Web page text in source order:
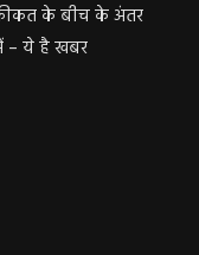
के बीच के अंतर
– ये है खबर